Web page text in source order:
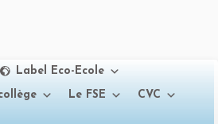
Label Eco-Ecole
Le FSE
CVC